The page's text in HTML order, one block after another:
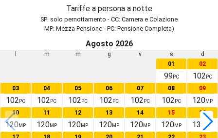
Tariffe a persona a notte
SP: solo pernottamento - CC: Camera e Colazione
MP: Mezza Pensione - PC: Pensione Completa)
Agosto 2026
m m g v s
d
01
99 PC
02
102 PC
03
102 PC
04
102 PC
05
102 PC
06
102 PC
07
102 PC
08
102 PC
09
120MP
10
120MP
11
120MP
12
120MP
13
120MP
14
120MP
15
120MP
16
130 MP